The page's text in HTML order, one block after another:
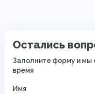
Ковры в комнату
Остались
Заполните форму и мы
время
Имя